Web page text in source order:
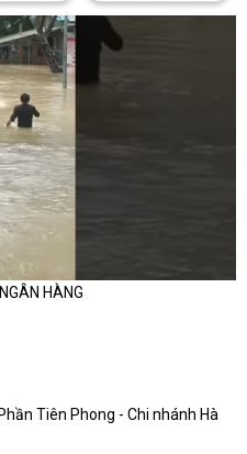
HÀNG
Tiên Phong - Chi nhánh Hà